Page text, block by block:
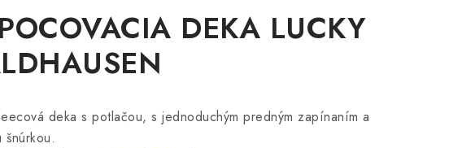
DEKA LUCKY
deka s potlačou, s jednoduchým predným zapínaním a
šnúrkou.